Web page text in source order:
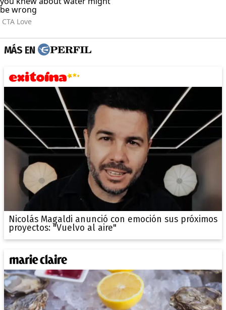
MÁS EN
Nicolás Magaldi anunció con emoción sus próximos
proyectos: "Vuelvo al aire"